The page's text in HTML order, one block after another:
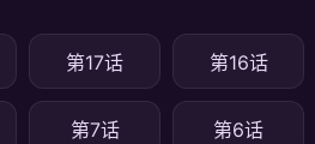
第17话 第16话
第7话 第6话